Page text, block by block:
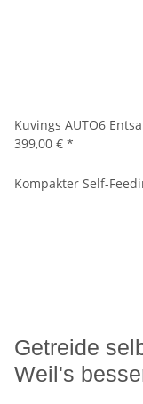
Kuvings AUTO6
399,00 € *
Kompakter Self-
Getreide
Weil's